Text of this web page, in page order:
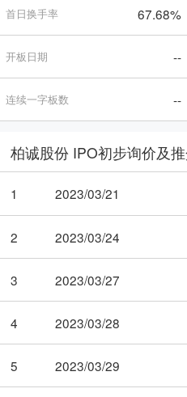
首日换手率 67.68%
开板日期 --
连续一字板数 --
柏诚股份 IPO初步询价及
1 2023/03/21
2 2023/03/24
3 2023/03/27
4 2023/03/28
5 2023/03/29